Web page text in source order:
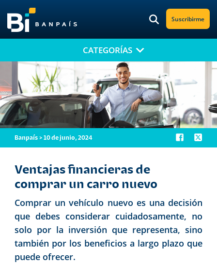
Suscribirme
¡No te pierdas nuestro nuevo contenido!
Suscríbete a nuestro blog y recibe mensualmente en tu correo
electrónico, las noticias más relevantes.
CATEGORÍAS
Banpaís > 10 de junio, 2024
Ventajas financieras de
comprar un carro nuevo
Comprar un vehículo nuevo es una decisión
que debes considerar cuidadosamente, no
solo por la inversión que representa, sino
también por los beneficios a largo plazo que
puede ofrecer.